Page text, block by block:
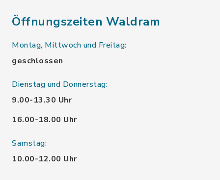
Öffnungszeiten Waldram
Montag, Mittwoch und Freitag:
geschlossen
Dienstag und Donnerstag:
9.00-13.30 Uhr
16.00-18.00 Uhr
Samstag:
10.00-12.00 Uhr